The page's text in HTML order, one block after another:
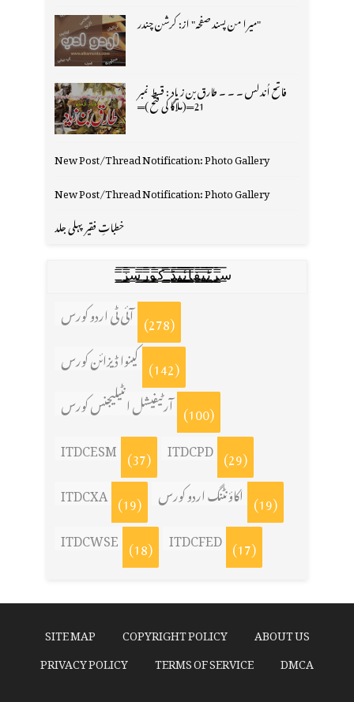
"میرا من پسند صفحہ" از: کرشن چندر
فاتح اُندلس ۔ ۔ ۔ طارق بن زیاد : قسط نمبر
21═(ملاگا کی فتح )═
New Post/Thread Notification: Photo Gallery
New Post/Thread Notification: Photo Gallery
خطباتِ فقیر پہلی جلد
س̳̿͟͞ر̳̿͟͞ٹ̳̿͟͞ی̳̿͟͞ف̳̿͟͞ا̳̿͟͞ي̳̳̿ٔ̿͟͟͞͞ی̳̿͟͞ڈ̳̿͟͞ ̳̿͟͞ک̳̿͟͞و̳̿͟͞ر̳̿͟͞س̳̿͟͞ز̳̿͟͞
آئی ٹی اردو کورس (278)
کینوا ڈیزائن کورس (142)
آرٹیفیشل انٹیلیجنس کورس (100)
ITDCESM (37) ITDCPD (29)
ITDCXA (19) اکاؤنٹنگ اردو کورس (19)
ITDCWSE (18) ITDCFED (17)
ABOUT US
COPYRIGHT POLICY
SITE MAP
DMCA
TERMS OF SERVICE
PRIVACY POLICY